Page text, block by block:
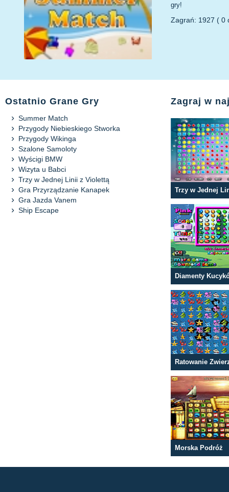
gry!
Zagrań: 1927 ( 0
Ostatnio Grane Gry
Summer Match
Przygody Niebieskiego Stworka
Przygody Wikinga
Szalone Samoloty
Wyścigi BMW
Wizyta u Babci
Trzy w Jednej Linii z Violettą
Gra Przyrządzanie Kanapek
Gra Jazda Vanem
Ship Escape
Zagraj w
Trzy w Jednej
Diamenty
Ratowanie
Morska Podróż